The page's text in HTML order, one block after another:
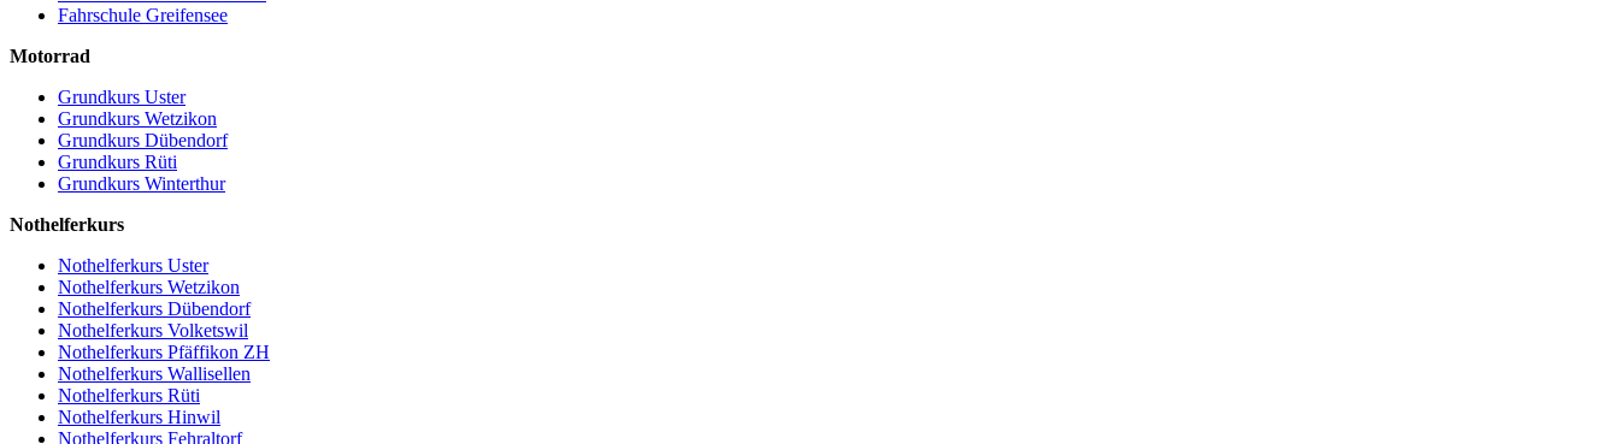
Fahrschule Greifensee
Motorrad
Grundkurs Uster
Grundkurs Wetzikon
Grundkurs Dübendorf
Grundkurs Rüti
Grundkurs Winterthur
Nothelferkurs
Nothelferkurs Uster
Nothelferkurs Wetzikon
Nothelferkurs Dübendorf
Nothelferkurs Volketswil
Nothelferkurs Pfäffikon ZH
Nothelferkurs Wallisellen
Nothelferkurs Rüti
Nothelferkurs Hinwil
Nothelferkurs Fehraltorf